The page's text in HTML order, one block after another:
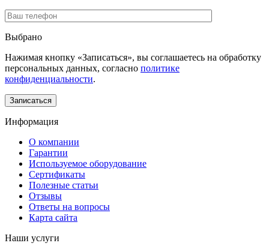
Выбрано
Нажимая кнопку «Записаться», вы соглашаетесь на обработку
персональных данных, согласно политике
конфиденциальности.
Информация
О компании
Гарантии
Используемое оборудование
Сертификаты
Полезные статьи
Отзывы
Ответы на вопросы
Карта сайта
Наши услуги